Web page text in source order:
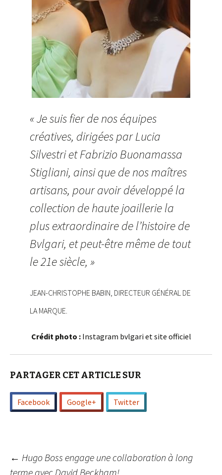
« Je suis fier de nos équipes
créatives, dirigées par Lucia
Silvestri et Fabrizio Buonamassa
Stigliani, ainsi que de nos maîtres
artisans, pour avoir développé la
collection de haute joaillerie la
plus extraordinaire de l’histoire de
Bvlgari, et peut-être même de tout
le 21e siècle, »
JEAN-CHRISTOPHE BABIN, DIRECTEUR GÉNÉRAL DE
LA MARQUE.
Crédit photo : Instagram bvlgari et site officiel
PARTAGER CET ARTICLE SUR
Facebook Google+ Twitter
Navigation
← Hugo Boss engage une collaboration à long
terme avec David Beckham!